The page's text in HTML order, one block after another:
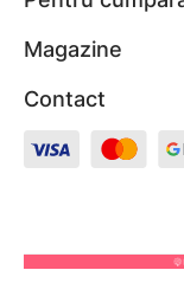
Magazine
Contact